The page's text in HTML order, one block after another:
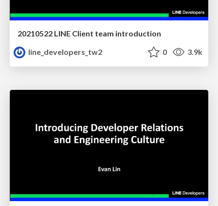
20210522 LINE Client team introduction
line_developers_tw2
0 3.9k